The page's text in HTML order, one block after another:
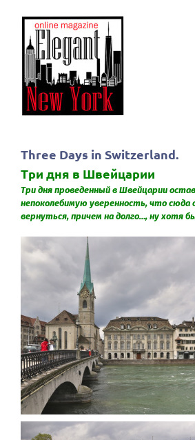
Three Days in Switzerland.
Три дня в Швейцарии
Три дня проведенный в Швейцарии
непоколебимую уверенность, что сюда
вернуться, причем на долго…, ну хотя